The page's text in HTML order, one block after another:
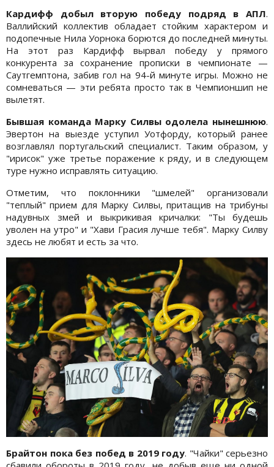
Кардифф добыл вторую победу подряд в АПЛ.
Валлийский коллектив обладает стойким характером и
подопечные Нила Уорнока борются до последней минуты.
На этот раз Кардифф вырвал победу у прямого
конкурента за сохранение прописки в чемпионате —
Саутгемптона, забив гол на 94-й минуте игры. Можно не
сомневаться — эти ребята просто так в Чемпионшип не
вылетят.
Бывшая команда Марку Силвы одолела нынешнюю.
Эвертон на выезде уступил Уотфорду, который ранее
возглавлял португальский специалист. Таким образом, у
"ирисок" уже третье поражение к ряду, и в следующем
туре нужно исправлять ситуацию.
Отметим, что поклонники "шмелей" организовали
"теплый" прием для Марку Силвы, притащив на трибуны
надувных змей и выкрикивая кричалки: "Ты будешь
уволен на утро" и "Хави Грасия лучше тебя". Марку Силву
здесь не любят и есть за что.
Брайтон пока без побед в 2019 году. "Чайки" серьезно